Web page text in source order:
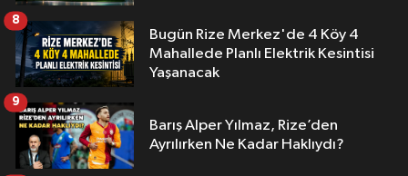
Bugün Rize Merkez'de 4 Köy 4
Mahallede Planlı Elektrik Kesintisi
Yaşanacak
8
Barış Alper Yılmaz, Rize’den
Ayrılırken Ne Kadar Haklıydı?
9